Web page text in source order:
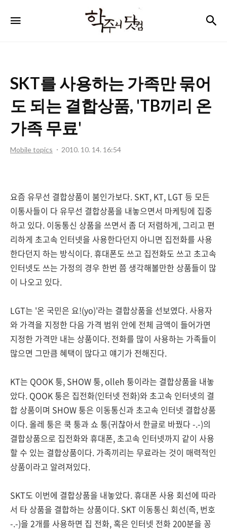
주
컴
SKT를 사용하는 가족만 묶어
도 되는 결합상품, 'TB끼리 온
가족 무료'
Mobile topics 2010. 10. 14. 16:54
요즘 유무선 결합상품이 붐인가보다. SKT, KT, LGT 등 모든
이통사들이 다 유무선 결합상품을 내놓으면서 마케팅에 집중
하고 있다. 이동통신 상품을 쓰면서 좀 더 저렴하게, 그리고 편
리하게 초고속 인터넷을 사용한다던지 아니면 집전화를 사용
한다던지 하는 방식이다. 휴대폰도 쓰고 집전화도 쓰고 초고속
인터넷도 쓰는 가정의 경우 한번 쯤 생각해볼만한 상품들이 많
이 나오고 있다.
LGT는 '온 국민은 요!(yo)'라는 결합상품을 선보였다. 사용자
와 가격을 지정한 다음 가격 범위 안에 전체 금액이 들어가면
지정한 가격만 내는 상품이다. 전화를 많이 사용하는 가족들이
많으면 그만큼 혜택이 많다고 얘기가 전해진다.
KT는 QOOK 퉁, SHOW 퉁, olleh 퉁이라는 결합상품을 내놓
았다. QOOK 퉁은 집전화(인터넷 전화)와 초고속 인터넷의 결
합 상품이며 SHOW 퉁은 이동통신과 초고속 인터넷 결합상품
이다. 올레 퉁은 쿡 퉁과 쇼 퉁(귀찮아서 한글로 바꿨다 -.-)의
결합상품으로 집전화와 휴대폰, 초고속 인터넷까지 같이 사용
할 수 있는 결합상품이다. 가족끼리는 무료라는 것이 매력적인
상품이라고 알려져있다.
SKT도 이번에 결합상품을 내놓았다. 휴대폰 사용 회선에 따라
서 타 상품을 결합하는 상품이다. SKT 이동통신 회선(즉, 번호
-.-)을 2개를 사용하면 집 전화, 혹은 인터넷 전화 200분을 꽁